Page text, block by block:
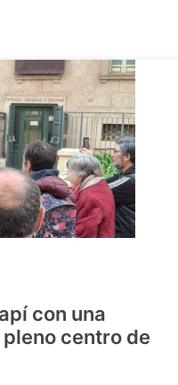
con una
centro de